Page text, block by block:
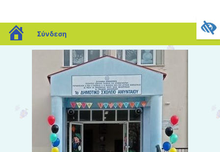
blogs.sch.gr
Σύνδεση